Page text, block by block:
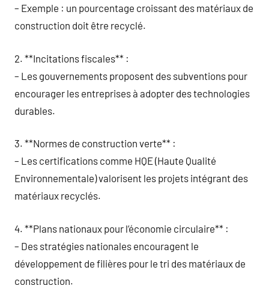
– Exemple : un pourcentage croissant des matériaux de
construction doit être recyclé.
2. **Incitations fiscales** :
– Les gouvernements proposent des subventions pour
encourager les entreprises à adopter des technologies
durables.
3. **Normes de construction verte** :
– Les certifications comme HQE (Haute Qualité
Environnementale) valorisent les projets intégrant des
matériaux recyclés.
4. **Plans nationaux pour l’économie circulaire** :
– Des stratégies nationales encouragent le
développement de filières pour le tri des matériaux de
construction.